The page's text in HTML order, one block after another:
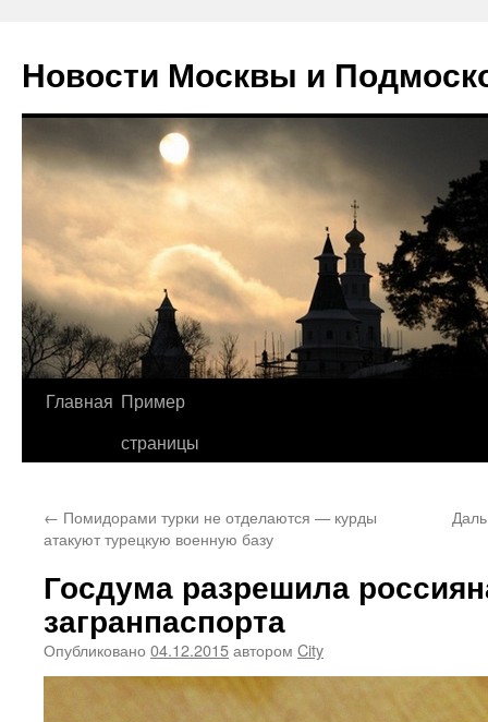
Новости Москвы и
Перейти
Главная Пример
страницы
← Помидорами турки не отделаются — курды
атакуют турецкую военную базу
Госдума разрешила
загранпаспорта
Опубликовано 04.12.2015автором City